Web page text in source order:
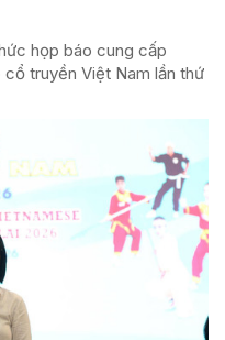
họp báo cung cấp
truyền Việt Nam lần thứ